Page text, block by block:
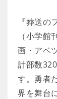
『葬送の
（小学
画・アベ
計部数
す。勇者
界を舞台